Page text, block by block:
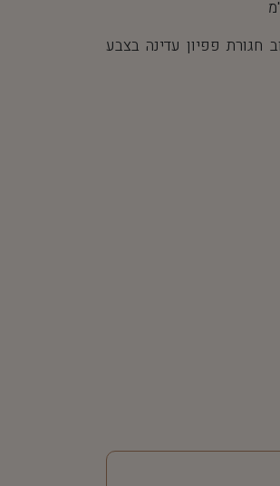
חגורת פפיון עדינה בצבע